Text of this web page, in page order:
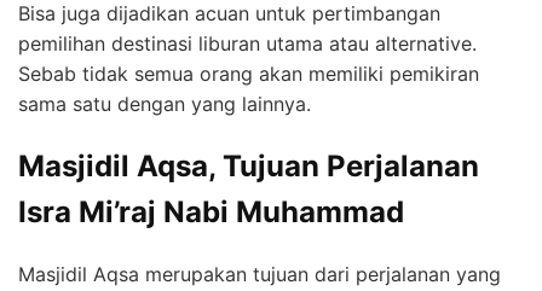
Bisa juga dijadikan acuan untuk pertimbangan
pemilihan destinasi liburan utama atau alternative.
Sebab tidak semua orang akan memiliki pemikiran
sama satu dengan yang lainnya.
Masjidil Aqsa, Tujuan Perjalanan
Isra Mi’raj Nabi Muhammad
Masjidil Aqsa merupakan tujuan dari perjalanan yang